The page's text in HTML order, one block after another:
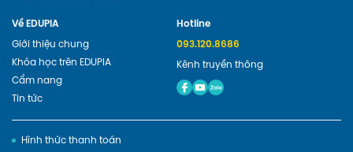
Về EDUPIA
Giới thiệu chung
Khóa học trên EDUPIA
Cẩm nang
Tin tức
Hotline
093.120.8686
Kênh truyền thông
Hình thức thanh toán